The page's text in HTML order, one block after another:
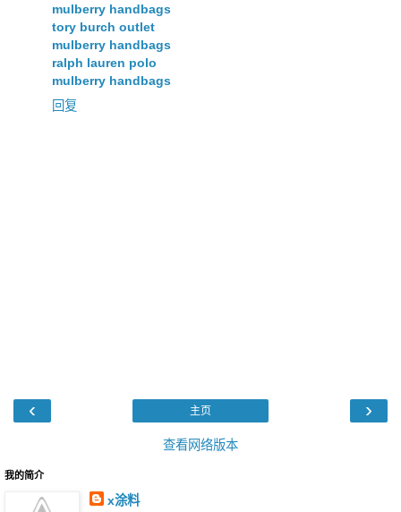
mulberry handbags
tory burch outlet
mulberry handbags
ralph lauren polo
mulberry handbags
回复
‹ ›
主页
查看网络版本
我的简介
x涂料